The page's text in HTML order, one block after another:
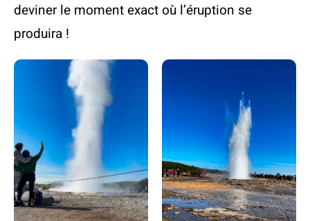
deviner le moment exact où l’éruption se
produira !